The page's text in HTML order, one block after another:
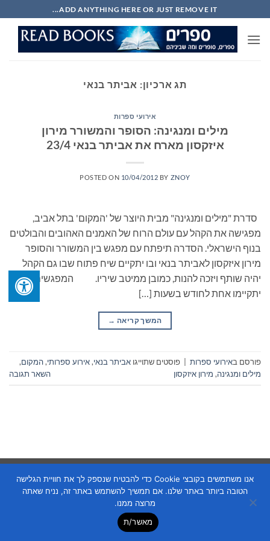
to
content
ADD ANYTHING HERE OR JUST REMOVE IT...
תג ארכיון: אביתר בנאי
אירועי ספרות
מילים ומנגינה: הסופר והמשורר מירון
איזקסון מארח את אביתר בנאי 23/4
POSTED ON 10/04/2012 BY ZNOY
סדרת "מילים ומנגינה" מבית היוצר של 'המקום' בתל אביב,
מפגישה את הקהל עם עולם הרוח של האמנים האהובים והבולטים
בנוף הישראלי. הסדרה תיפתח עם מפגש בין המשורר והסופר
מירון איזקסון לאביתר בנאי ובו יתקיים שיח פתוח שבו גם הקהל
יהיה שותף ויזכה להנות, כמובן ממיטב שיריו. המפגשים
יתקיימו אחת לחודש בשעות […]
המשך קריאה →
פורסם באירועי ספרות פוסטים שתוייגו אביתר בנאי,אירוע ספרותי,המקום,
מילים ומנגינה, מירון איזקסון השאר תגובה
אנו משתמשים בקובצי Cookie כדי להבטיח שנספק לך את חוויית הגלישה
הטובה ביותר באתר שלנו. אם תמשיך להשתמש באתר זה, נניח שאתה
מרוצה ממנו.
מאשר/ת